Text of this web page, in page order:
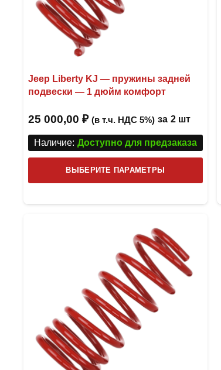
Jeep Liberty KJ — пружины задней
подвески — 1 дюйм комфорт
25 000,00 ₽ (в т.ч. НДС 5%) за 2 шт
Наличие: Доступно для предзаказа
ВЫБЕРИТЕ ПАРАМЕТРЫ
товар